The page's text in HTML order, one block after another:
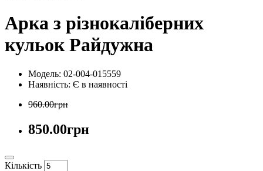
Арка з різнокаліберних
кульок Райдужна
Модель: 02-004-015559
Наявність: Є в наявності
960.00грн
850.00грн
Кількість